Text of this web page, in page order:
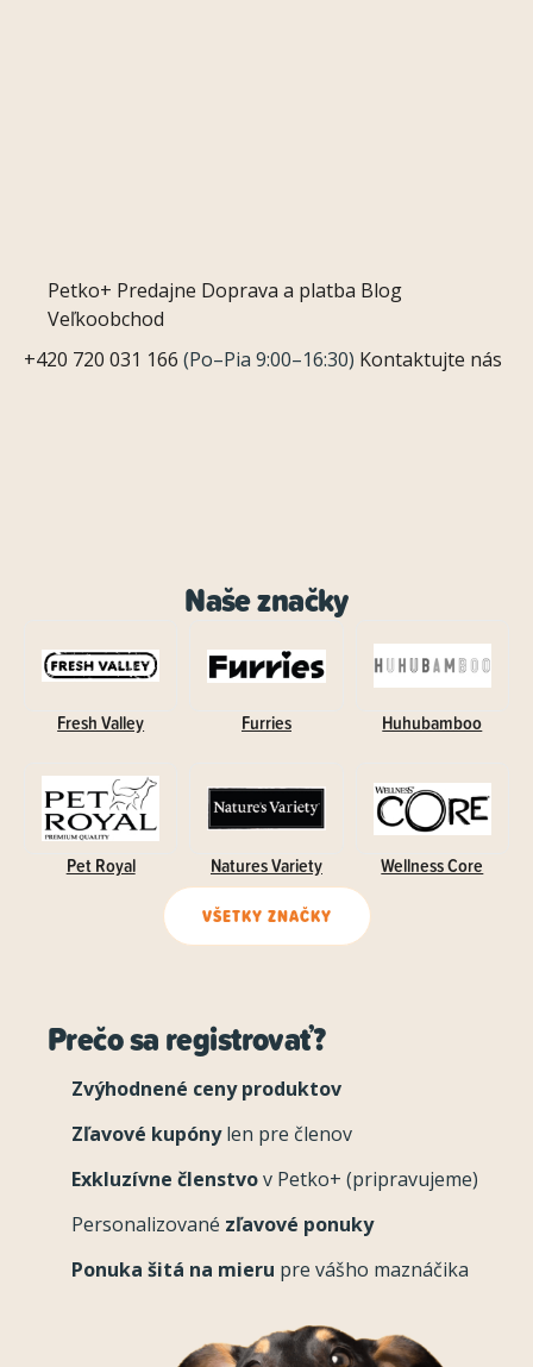
Petko+ Predajne Doprava a platba Blog
Veľkoobchod
+420 720 031 166 (Po–Pia 9:00–16:30) Kontaktujte nás
Naše značky
Fresh Valley Furries Huhubamboo
Pet Royal Natures Variety Wellness Core
VŠETKY ZNAČKY
Prečo sa registrovať?
Zvýhodnené ceny produktov
Zľavové kupónylen pre členov
Exkluzívne členstvov Petko+ (pripravujeme)
Personalizované zľavové ponuky
Ponuka šitá na mieru pre vášho maznáčika